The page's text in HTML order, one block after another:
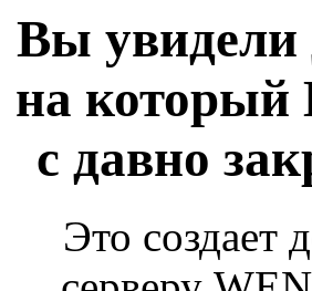
Вы увидели
на который
с давно
Это создает